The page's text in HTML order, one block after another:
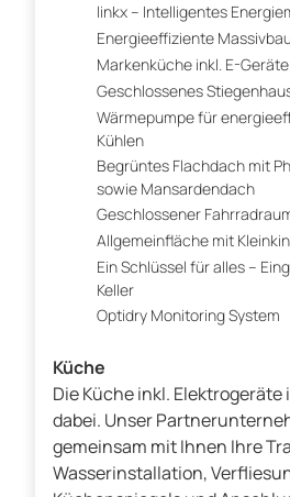
linkx – Intelligentes
Energieeffiziente
Markenküche inkl. E-Geräte
Geschlossenes
Wärmepumpe für
Kühlen
Begrüntes Flachdach mit
sowie Mansardendach
Geschlossener
Allgemeinfläche mit
Ein Schlüssel für alles –
Keller
Optidry Monitoring System
Küche
Die Küche inkl.
dabei. Unser
gemeinsam mit Ihnen Ihre
Wasserinstallation,